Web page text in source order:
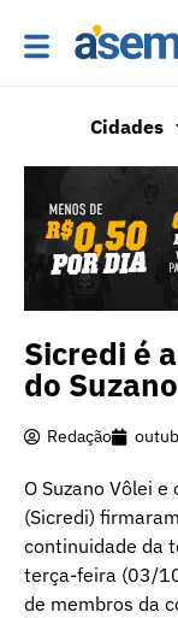
Cidades
Sicredi é
do
Redação
O Suzano Vôlei
(Sicredi)
continuidade da
terça-feira (03/
de membros da